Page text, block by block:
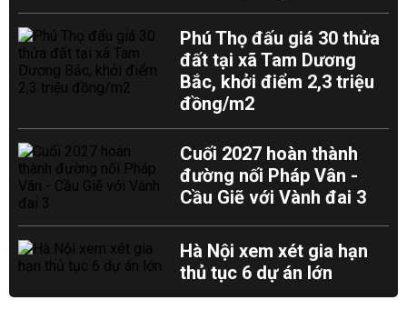
Phú Thọ đấu giá 30 thửa
đất tại xã Tam Dương
Bắc, khởi điểm 2,3 triệu
đồng/m2
Cuối 2027 hoàn thành
đường nối Pháp Vân -
Cầu Giẽ với Vành đai 3
Hà Nội xem xét gia hạn
thủ tục 6 dự án lớn